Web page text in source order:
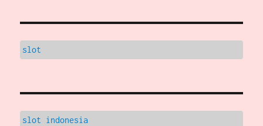
slot
slot indonesia